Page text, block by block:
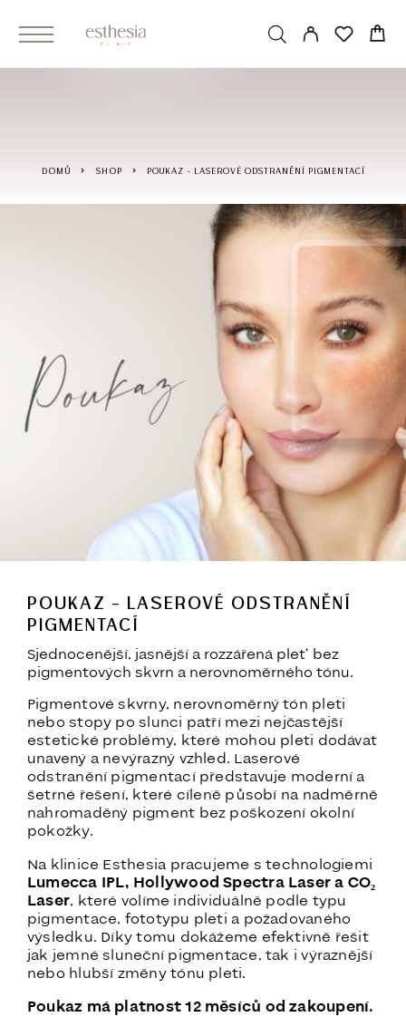
DOMŮ SHOP POUKAZ – LASEROVÉ ODSTRANĚNÍ PIGMENTACÍ
POUKAZ – LASEROVÉ ODSTRANĚNÍ
PIGMENTACÍ
Sjednocenější, jasnější a rozzářená pleť bez
pigmentových skvrn a nerovnoměrného tónu.
Pigmentové skvrny, nerovnoměrný tón pleti
nebo stopy po slunci patří mezi nejčastější
estetické problémy, které mohou pleti dodávat
unavený a nevýrazný vzhled. Laserové
odstranění pigmentací představuje moderní a
šetrné řešení, které cíleně působí na nadměrně
nahromaděný pigment bez poškození okolní
pokožky.
Na klinice Esthesia pracujeme s technologiemi
Lumecca IPL, Hollywood Spectra Laser a CO₂
Laser, které volíme individuálně podle typu
pigmentace, fototypu pleti a požadovaného
výsledku. Díky tomu dokážeme efektivně řešit
jak jemné sluneční pigmentace, tak i výraznější
nebo hlubší změny tónu pleti.
Poukaz má platnost 12 měsíců od zakoupení.